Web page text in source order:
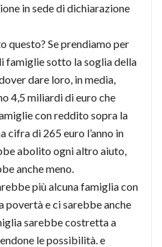
in sede di dichiarazione
questo? Se prendiamo per
famiglie sotto la soglia della
dare loro, in media,
4,5 miliardi di euro che
con reddito sopra la
cifra di 265 euro l’anno in
abolito ogni altro aiuto,
anche meno.
più alcuna famiglia con
e ci sarebbe anche
sarebbe costretta a
le possibilità. e